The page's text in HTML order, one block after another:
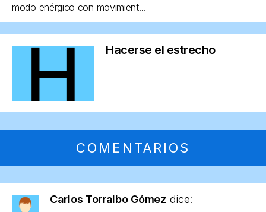
modo enérgico con movimient...
Hacerse el estrecho
COMENTARIOS
Carlos Torralbo Gómez dice: